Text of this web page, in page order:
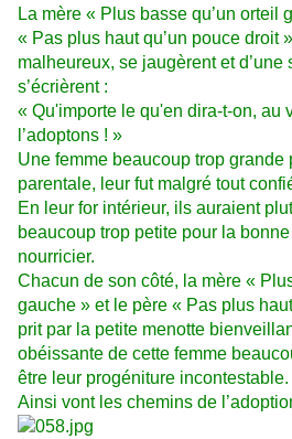
La mère « Plus basse qu’un orteil
« Pas plus haut qu’un pouce droit
malheureux, se jaugèrent et d’une
s’écrièrent :
« Qu'importe le qu'en dira-t-on, au
l’adoptons ! »
Une femme beaucoup trop grande
parentale, leur fut malgré tout
En leur for intérieur, ils auraient
beaucoup trop petite pour la
nourricier.
Chacun de son côté, la mère «
gauche » et le père « Pas plus
prit par la petite menotte
obéissante de cette femme
être leur progéniture incontestable.
Ainsi vont les chemins de